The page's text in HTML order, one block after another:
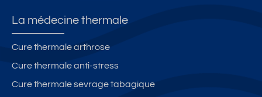
La médecine thermale
Cure thermale arthrose
Cure thermale anti-stress
Cure thermale sevrage tabagique